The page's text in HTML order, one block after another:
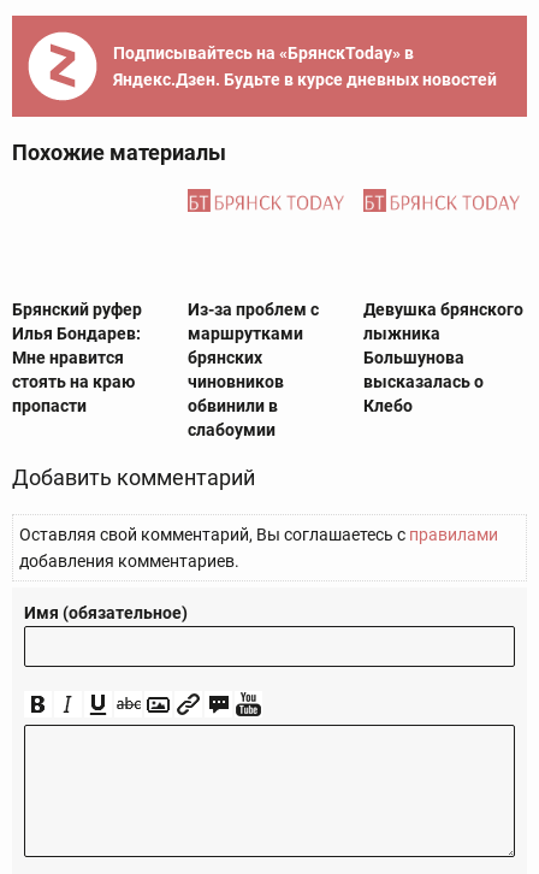
Подписывайтесь на «БрянскToday» в
Яндекс.Дзен. Будьте в курсе дневных новостей
Похожие материалы
Брянский руфер
Илья Бондарев:
Мне нравится
стоять на краю
пропасти
Из-за проблем с
маршрутками
брянских
чиновников
обвинили в
слабоумии
Девушка брянского
лыжника
Большунова
высказалась о
Клебо
Добавить комментарий
Оставляя свой комментарий, Вы соглашаетесь с правилами
добавления комментариев.
Имя (обязательное)